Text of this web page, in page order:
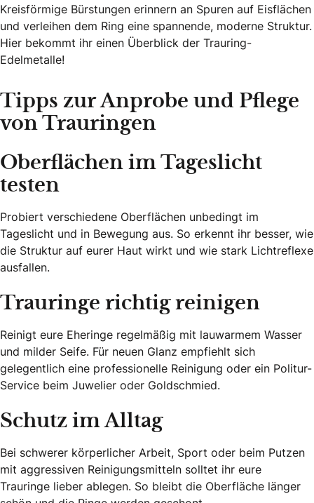
Kreisförmige Bürstungen erinnern an Spuren auf Eisflächen
und verleihen dem Ring eine spannende, moderne Struktur.
Hier bekommt ihr einen Überblick der Trauring-
Edelmetalle!
Tipps zur Anprobe und Pflege
von Trauringen
Oberflächen im Tageslicht
testen
Probiert verschiedene Oberflächen unbedingt im
Tageslicht und in Bewegung aus. So erkennt ihr besser, wie
die Struktur auf eurer Haut wirkt und wie stark Lichtreflexe
ausfallen.
Trauringe richtig reinigen
Reinigt eure Eheringe regelmäßig mit lauwarmem Wasser
und milder Seife. Für neuen Glanz empfiehlt sich
gelegentlich eine professionelle Reinigung oder ein Politur-
Service beim Juwelier oder Goldschmied.
Schutz im Alltag
Bei schwerer körperlicher Arbeit, Sport oder beim Putzen
mit aggressiven Reinigungsmitteln solltet ihr eure
Trauringe lieber ablegen. So bleibt die Oberfläche länger